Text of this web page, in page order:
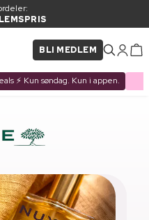
BLI MEDLEM
⚡ Kun søndag. Kun i appen.